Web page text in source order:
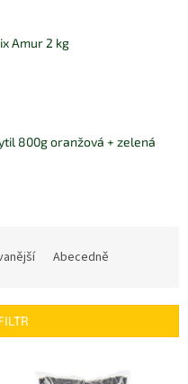
Amur 2 kg
800g oranžová + zelená
Abecedně